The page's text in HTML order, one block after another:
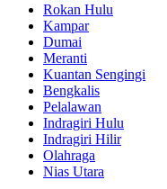
Rokan Hulu
Kampar
Dumai
Meranti
Kuantan Sengingi
Bengkalis
Pelalawan
Indragiri Hulu
Indragiri Hilir
Olahraga
Nias Utara